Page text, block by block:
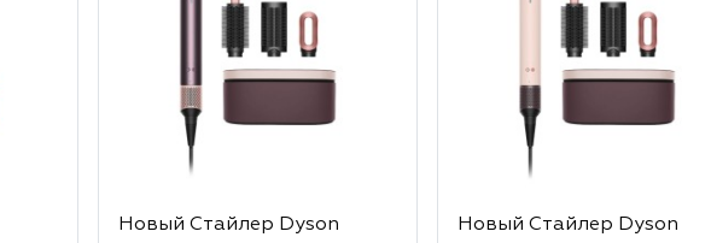
Новый Стайлер Dyson
Новый Стайлер Dyson